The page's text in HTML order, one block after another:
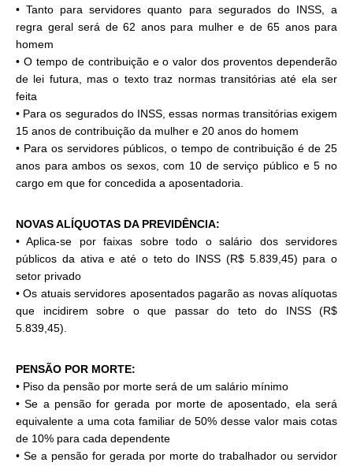
• Tanto para servidores quanto para segurados do INSS, a
regra geral será de 62 anos para mulher e de 65 anos para
homem
• O tempo de contribuição e o valor dos proventos dependerão
de lei futura, mas o texto traz normas transitórias até ela ser
feita
• Para os segurados do INSS, essas normas transitórias exigem
15 anos de contribuição da mulher e 20 anos do homem
• Para os servidores públicos, o tempo de contribuição é de 25
anos para ambos os sexos, com 10 de serviço público e 5 no
cargo em que for concedida a aposentadoria.
NOVAS ALÍQUOTAS DA PREVIDÊNCIA:
• Aplica-se por faixas sobre todo o salário dos servidores
públicos da ativa e até o teto do INSS (R$ 5.839,45) para o
setor privado
• Os atuais servidores aposentados pagarão as novas alíquotas
que incidirem sobre o que passar do teto do INSS (R$
5.839,45).
PENSÃO POR MORTE:
• Piso da pensão por morte será de um salário mínimo
• Se a pensão for gerada por morte de aposentado, ela será
equivalente a uma cota familiar de 50% desse valor mais cotas
de 10% para cada dependente
• Se a pensão for gerada por morte do trabalhador ou servidor